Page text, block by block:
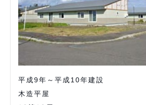
平成9年～平成10年建設
木造平屋